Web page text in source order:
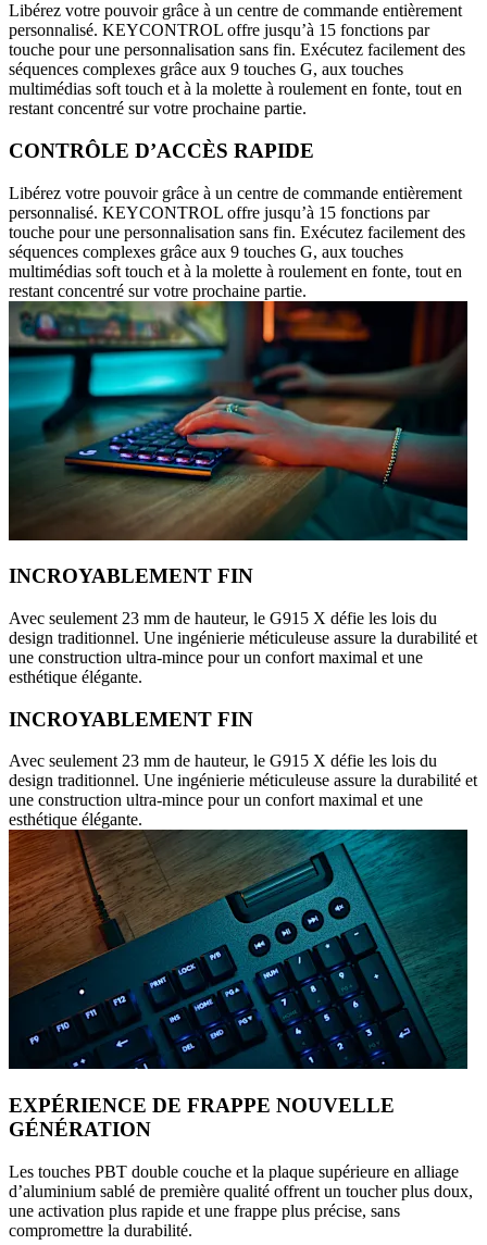
Libérez votre pouvoir grâce à un centre de commande entièrement
personnalisé. KEYCONTROL offre jusqu’à 15 fonctions par
touche pour une personnalisation sans fin. Exécutez facilement des
séquences complexes grâce aux 9 touches G, aux touches
multimédias soft touch et à la molette à roulement en fonte, tout en
restant concentré sur votre prochaine partie.
CONTRÔLE D’ACCÈS RAPIDE
Libérez votre pouvoir grâce à un centre de commande entièrement
personnalisé. KEYCONTROL offre jusqu’à 15 fonctions par
touche pour une personnalisation sans fin. Exécutez facilement des
séquences complexes grâce aux 9 touches G, aux touches
multimédias soft touch et à la molette à roulement en fonte, tout en
restant concentré sur votre prochaine partie.
INCROYABLEMENT FIN
Avec seulement 23 mm de hauteur, le G915 X défie les lois du
design traditionnel. Une ingénierie méticuleuse assure la durabilité et
une construction ultra-mince pour un confort maximal et une
esthétique élégante.
INCROYABLEMENT FIN
Avec seulement 23 mm de hauteur, le G915 X défie les lois du
design traditionnel. Une ingénierie méticuleuse assure la durabilité et
une construction ultra-mince pour un confort maximal et une
esthétique élégante.
EXPÉRIENCE DE FRAPPE NOUVELLE
GÉNÉRATION
Les touches PBT double couche et la plaque supérieure en alliage
d’aluminium sablé de première qualité offrent un toucher plus doux,
une activation plus rapide et une frappe plus précise, sans
compromettre la durabilité.